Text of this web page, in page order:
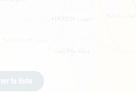
la liste